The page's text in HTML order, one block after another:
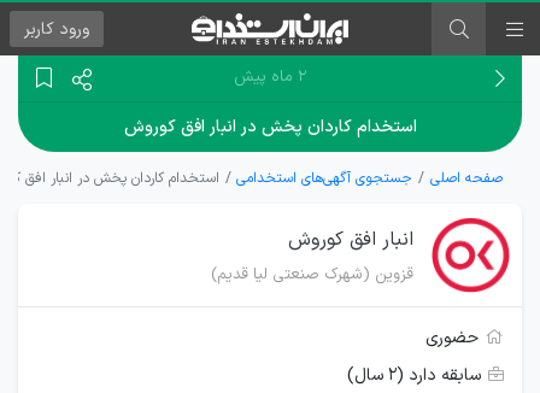
ورود کاربر
۲ ماه پیش
استخدام کاردان پخش در انبار افق کوروش
صفحه اصلی جستجوی آگهی‌های استخدامی استخدام کاردان پخش در انبار افق
انبار افق کوروش
قزوین (شهرک صنعتی لیا قدیم)
حضوری
سابقه دارد (۲ سال)